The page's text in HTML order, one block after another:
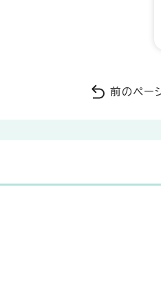
前のペー